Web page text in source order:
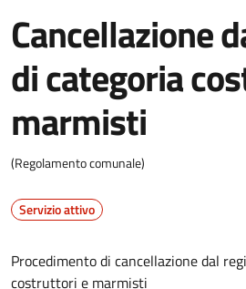
Cancellazione
di categoria
marmisti
(Regolamento comunale)
Servizio attivo
Procedimento di cancellazione dal
costruttori e marmisti